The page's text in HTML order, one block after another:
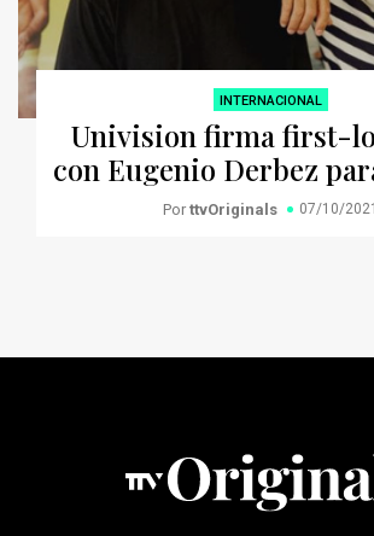
INTERNACIONAL
Univision firma first-
con Eugenio Derbez
Por ttvOriginals 07/10/2021